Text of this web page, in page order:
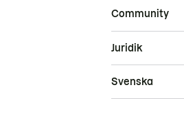
Community
Juridik
Svenska